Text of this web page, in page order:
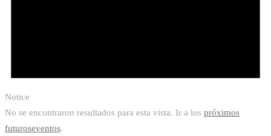
Notice
No se encontraron resultados para esta vista. Ir a los próximos
futuroseventos.